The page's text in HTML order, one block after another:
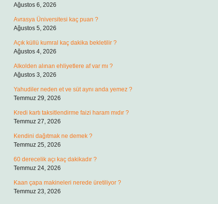
Ağustos 6, 2026
Avrasya Üniversitesi kaç puan ?
Ağustos 5, 2026
Açık küllü kumral kaç dakika bekletilir ?
Ağustos 4, 2026
Alkolden alınan ehliyetlere af var mı ?
Ağustos 3, 2026
Yahudiler neden et ve süt aynı anda yemez ?
Temmuz 29, 2026
Kredi kartı taksitlendirme faizi haram mıdır ?
Temmuz 27, 2026
Kendini dağıtmak ne demek ?
Temmuz 25, 2026
60 derecelik açı kaç dakikadır ?
Temmuz 24, 2026
Kaan çapa makineleri nerede üretiliyor ?
Temmuz 23, 2026